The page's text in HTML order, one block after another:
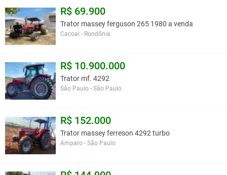
R$ 69.900
Trator massey ferguson 265 1980 a venda
Cacoal - Rondônia
R$ 10.900.000
Trator mf. 4292
São Paulo - São Paulo
R$ 152.000
Trator massey ferreson 4292 turbo
Amparo - São Paulo